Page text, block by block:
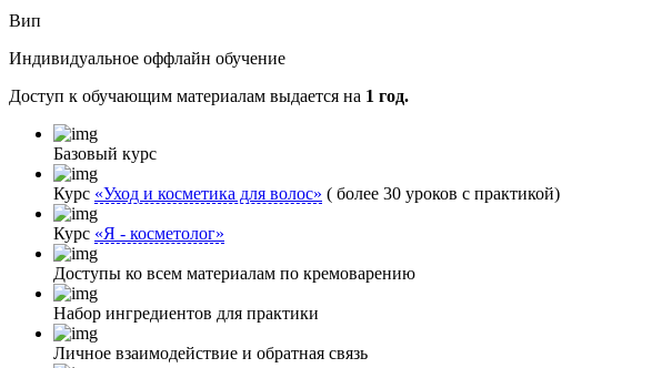
Вип
Индивидуальное оффлайн обучение
Доступ к обучающим материалам выдается на 1 год.
Базовый курс
Курс «Уход и косметика для волос» ( более 30 уроков с практикой)
Курс «Я - косметолог»
Доступы ко всем материалам по кремоварению
Набор ингредиентов для практики
Личное взаимодействие и обратная связь